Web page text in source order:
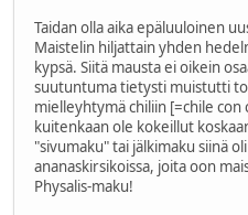
Taidan olla aika epäluuloinen
Maistelin hiljattain yhden
kypsä. Siitä mausta ei oikein
suutuntuma tietysti muistutti
mielleyhtymä chiliin [=chile con
kuitenkaan ole kokeillut
"sivumaku" tai jälkimaku siinä
ananaskirsikoissa, joita oon
Physalis-maku!